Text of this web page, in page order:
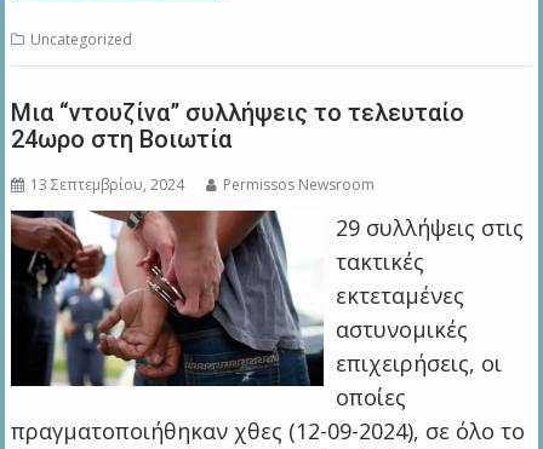
Uncategorized
Μια “ντουζίνα” συλλήψεις το τελευταίο
24ωρο στη Βοιωτία
13 Σεπτεμβρίου, 2024 Permissos Newsroom
29 συλλήψεις στις
τακτικές
εκτεταμένες
αστυνομικές
επιχειρήσεις, οι
οποίες
πραγματοποιήθηκαν χθες (12-09-2024), σε όλο το